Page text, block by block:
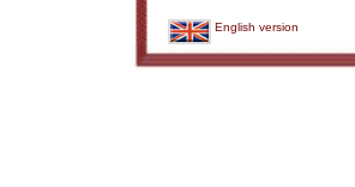
English version